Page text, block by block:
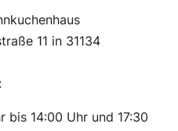
11 in 31134
bis 14:00 Uhr und 17:30